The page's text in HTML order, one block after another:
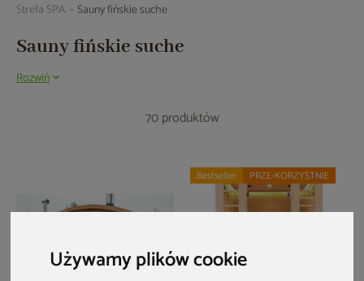
Używamy plików cookie
Strefa SPA Sauny fińskie suche
Sauny fińskie suche
Sauna fińska sucha
ciała, jak i duszy. Dlatego wszystkim dbającym o zdrowie, perfekcyjny
pozwalające na swobodne zażywanie dobroczynnych kąpieli suchych w
wysokiej temperaturze w prywatnym zaciszu. Dokładnie tak, jak jest ci
najwygodniej! Z nami wybierzesz saunę fińską, która w pełni sprosta
Rozwiń
70 produktów
Bestseller PRZE-KORZYSTNIE